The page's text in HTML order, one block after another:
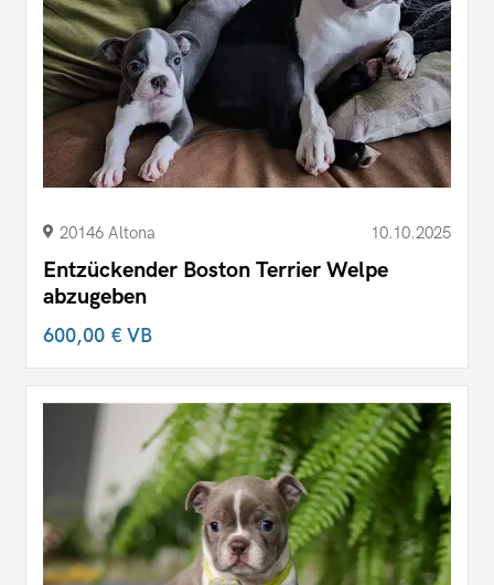
20146 Altona 10.10.2025
Entzückender Boston Terrier Welpe
abzugeben
600,00 €VB